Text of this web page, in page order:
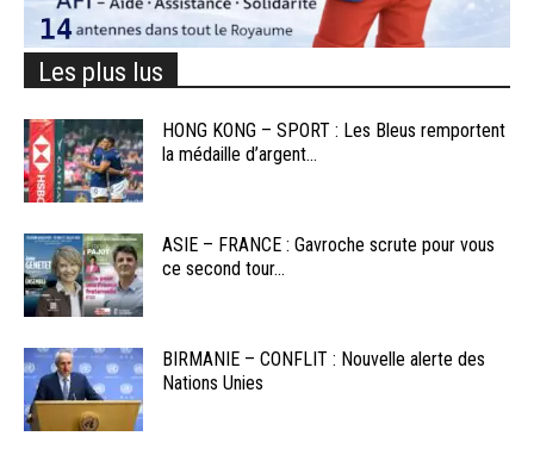
Les plus lus
HONG KONG – SPORT : Les Bleus remportent
la médaille d’argent...
ASIE – FRANCE : Gavroche scrute pour vous
ce second tour...
BIRMANIE – CONFLIT : Nouvelle alerte des
Nations Unies